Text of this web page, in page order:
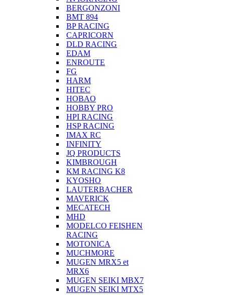
BERGONZONI
BMT 894
BP RACING
CAPRICORN
DLD RACING
EDAM
ENROUTE
FG
HARM
HITEC
HOBAO
HOBBY PRO
HPI RACING
HSP RACING
IMAX RC
INFINITY
JQ PRODUCTS
KIMBROUGH
KM RACING K8
KYOSHO
LAUTERBACHER
MAVERICK
MECATECH
MHD
MODELCO FEISHEN
RACING
MOTONICA
MUCHMORE
MUGEN MRX5 et
MRX6
MUGEN SEIKI MBX7
MUGEN SEIKI MTX5